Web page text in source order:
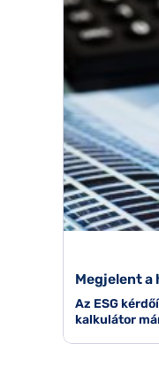
Megjelent a
Az ESG
kalkulátor